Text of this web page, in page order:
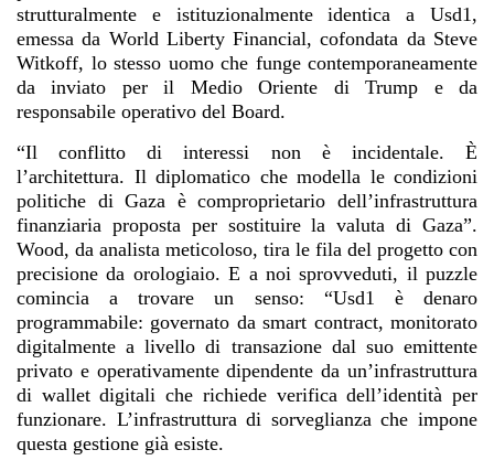
strutturalmente e istituzionalmente identica a Usd1,
emessa da World Liberty Financial, cofondata da Steve
Witkoff, lo stesso uomo che funge contemporaneamente
da inviato per il Medio Oriente di Trump e da
responsabile operativo del Board.
“Il conflitto di interessi non è incidentale. È
l’architettura. Il diplomatico che modella le condizioni
politiche di Gaza è comproprietario dell’infrastruttura
finanziaria proposta per sostituire la valuta di Gaza”.
Wood, da analista meticoloso, tira le fila del progetto con
precisione da orologiaio. E a noi sprovveduti, il puzzle
comincia a trovare un senso: “Usd1 è denaro
programmabile: governato da smart contract, monitorato
digitalmente a livello di transazione dal suo emittente
privato e operativamente dipendente da un’infrastruttura
di wallet digitali che richiede verifica dell’identità per
funzionare. L’infrastruttura di sorveglianza che impone
questa gestione già esiste.